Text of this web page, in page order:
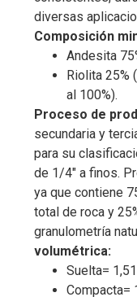
diversas
Composición
Andesita
Riolita 25%
al 100%).
Proceso de
secundaria y
para su
de 1/4″ a finos.
ya que contiene
total de roca y
granulometría
volumétrica:
Suelta=
Compacta=